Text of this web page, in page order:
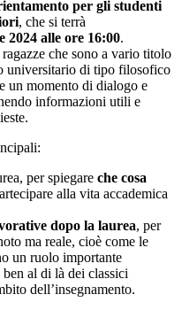
per gli studenti
, che si terrà
2024 alle ore 16:00.
che sono a vario titolo
universitario di tipo filosofico
un momento di dialogo e
informazioni utili e
per spiegare che cosa
alla vita accademica
dopo la laurea, per
ma reale, cioè come le
un ruolo importante
al di là dei classici
dell’insegnamento.